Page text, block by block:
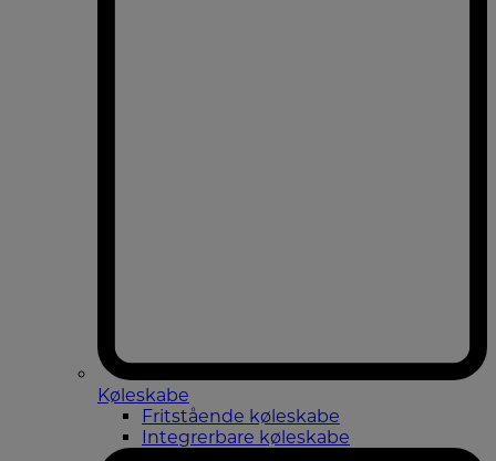
Køleskabe
Fritstående køleskabe
Integrerbare køleskabe